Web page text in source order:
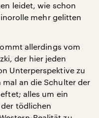
leidet, wie schon
mehr gelitten
allerdings vom
der hier jeden
Unterperspektive zu
an die Schulter der
alles um ein
tödlichen